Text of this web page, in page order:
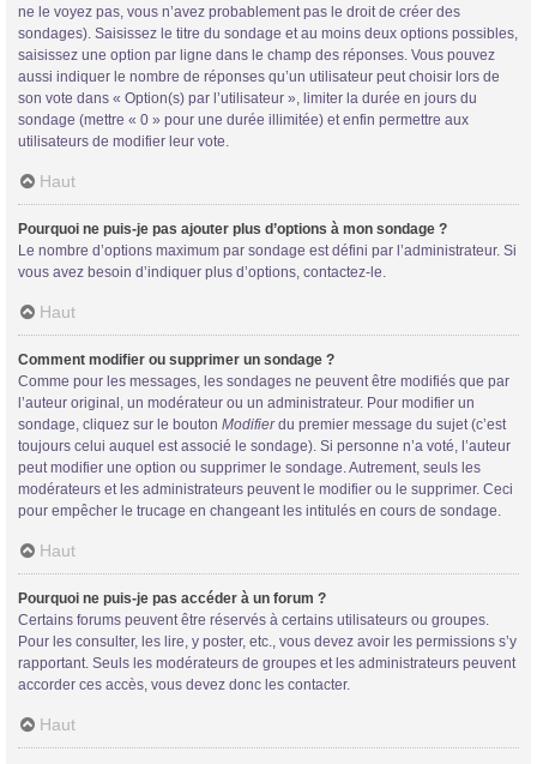
ne le voyez pas, vous n’avez probablement pas le droit de créer des
sondages). Saisissez le titre du sondage et au moins deux options possibles,
saisissez une option par ligne dans le champ des réponses. Vous pouvez
aussi indiquer le nombre de réponses qu’un utilisateur peut choisir lors de
son vote dans « Option(s) par l’utilisateur », limiter la durée en jours du
sondage (mettre « 0 » pour une durée illimitée) et enfin permettre aux
utilisateurs de modifier leur vote.
Haut
Pourquoi ne puis-je pas ajouter plus d’options à mon sondage ?
Le nombre d’options maximum par sondage est défini par l’administrateur. Si
vous avez besoin d’indiquer plus d’options, contactez-le.
Haut
Comment modifier ou supprimer un sondage ?
Comme pour les messages, les sondages ne peuvent être modifiés que par
l’auteur original, un modérateur ou un administrateur. Pour modifier un
sondage, cliquez sur le bouton Modifierdu premier message du sujet (c’est
toujours celui auquel est associé le sondage). Si personne n’a voté, l’auteur
peut modifier une option ou supprimer le sondage. Autrement, seuls les
modérateurs et les administrateurs peuvent le modifier ou le supprimer. Ceci
pour empêcher le trucage en changeant les intitulés en cours de sondage.
Haut
Pourquoi ne puis-je pas accéder à un forum ?
Certains forums peuvent être réservés à certains utilisateurs ou groupes.
Pour les consulter, les lire, y poster, etc., vous devez avoir les permissions s’y
rapportant. Seuls les modérateurs de groupes et les administrateurs peuvent
accorder ces accès, vous devez donc les contacter.
Haut